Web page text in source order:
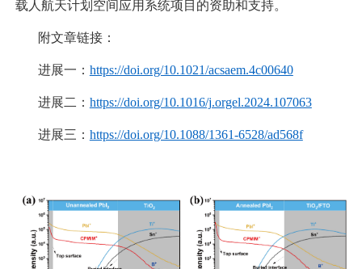
载人航天计划空间应用系统项目的资助和支持。
附文章链接：
进展一： https://doi.org/10.1021/acsaem.4c00640
进展二： https://doi.org/10.1016/j.orgel.2024.107063
进展三： https://doi.org/10.1088/1361-6528/ad568f